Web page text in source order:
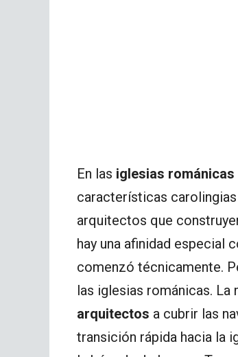
En las iglesias románicas
características
arquitectos que
hay una afinidad especial
comenzó técnicamente.
las iglesias románicas. La
arquitectos a cubrir las
transición rápida hacia la